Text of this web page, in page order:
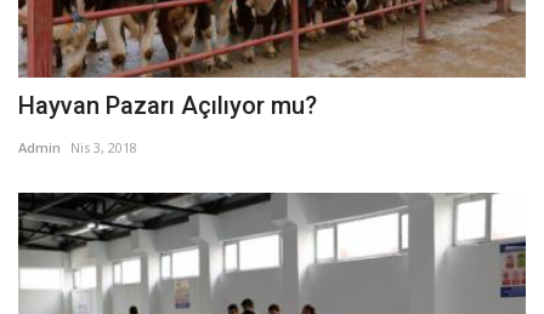
Hayvan Pazarı Açılıyor mu?
Admin Nis 3, 2018